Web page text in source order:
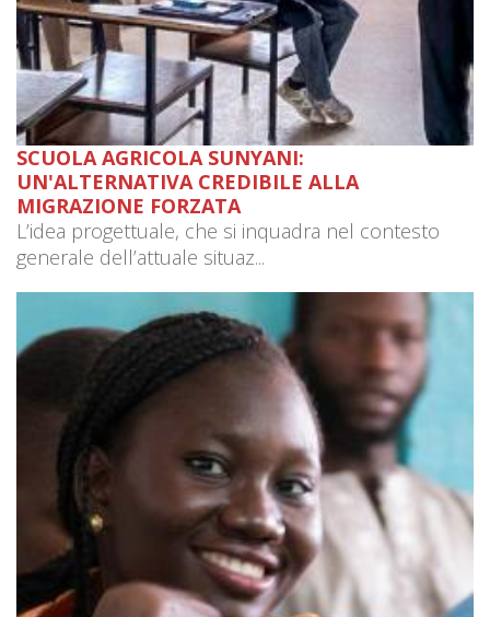
SCUOLA AGRICOLA SUNYANI:
UN'ALTERNATIVA CREDIBILE ALLA
MIGRAZIONE FORZATA
L’idea progettuale, che si inquadra nel contesto
generale dell’attuale situaz...